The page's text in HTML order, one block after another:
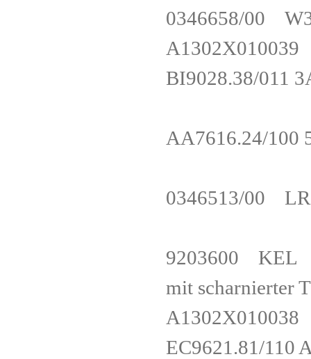
0346658/00
BI9028.38/011
AA7616.24/
0346513/00
9203600 KEL
mit
EC9621.81/